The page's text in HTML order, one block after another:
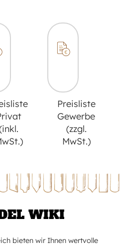
Preisliste
Gewerbe
(zzgl.
MwSt.)
WIKI
bieten wir Ihnen wertvolle